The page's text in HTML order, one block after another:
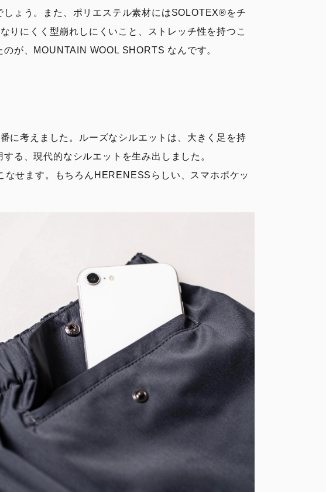
ょう。また、ポリエステル素材にはSOLOTEX®︎をチ
りにくく型崩れしにくいこと、ストレッチ性を持つこ
が、MOUNTAIN WOOL SHORTS なんです。
に考えました。ルーズなシルエットは、大きく足を持
る、現代的なシルエットを生み出しました。
せます。もちろんHERENESSらしい、スマホポケッ